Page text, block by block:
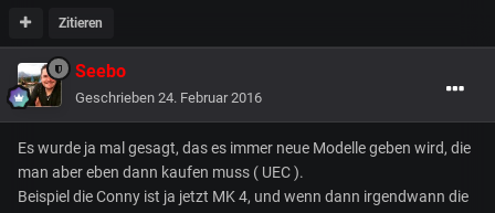
Zitieren
Seebo
Geschrieben 24. Februar 2016
Es wurde ja mal gesagt, das es immer neue Modelle geben wird, die
man aber eben dann kaufen muss ( UEC ).
Beispiel die Conny ist ja jetzt MK 4, und wenn dann irgendwann die